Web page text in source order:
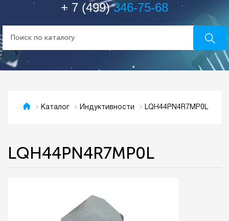
+ 7 (499)346-75-68
Каталог Индуктивности LQH44PN4R7MP0L
LQH44PN4R7MP0L